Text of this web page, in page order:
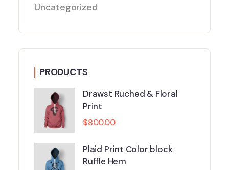
Uncategorized
PRODUCTS
Drawst Ruched & Floral
Print
$800.00
Plaid Print Color block
Ruffle Hem